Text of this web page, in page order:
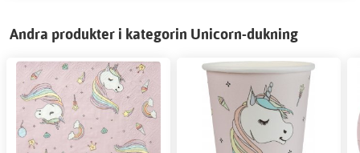
Andra produkter i kategorin Unicorn-dukning